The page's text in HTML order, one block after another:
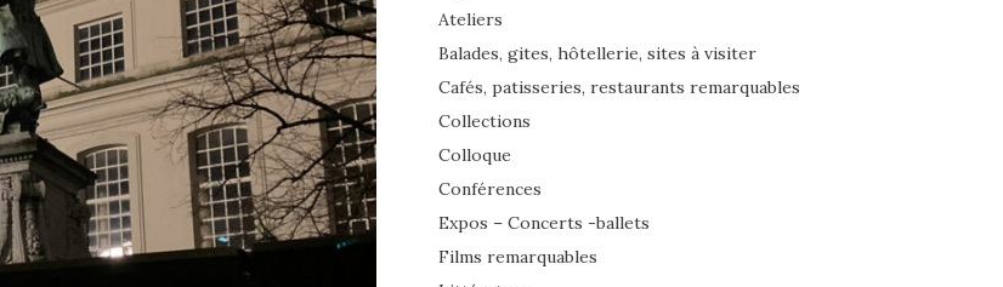
Ateliers
Balades, gites, hôtellerie, sites à visiter
Cafés, patisseries, restaurants remarquables
Collections
Colloque
Conférences
Expos – Concerts -ballets
Films remarquables